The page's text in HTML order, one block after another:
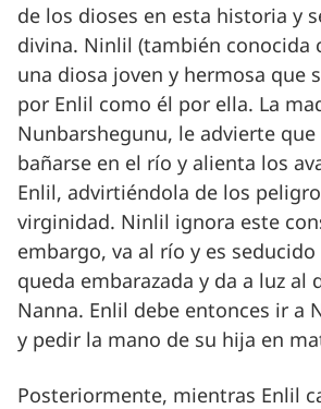
de los dioses en esta historia y
divina. Ninlil (también conocida
una diosa joven y hermosa que
por Enlil como él por ella. La
Nunbarshegunu, le advierte que
bañarse en el río y alienta los
Enlil, advirtiéndola de los
virginidad. Ninlil ignora este
embargo, va al río y es
queda embarazada y da a luz al
Nanna. Enlil debe entonces ir a
y pedir la mano de su hija en
Posteriormente, mientras Enlil